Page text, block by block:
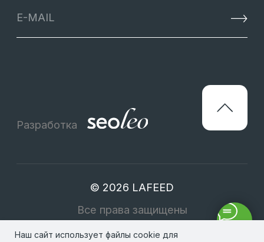
Наш сайт использует файлы cookie для